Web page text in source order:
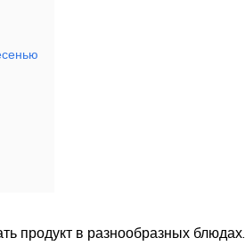
продукт в разнообразных блюдах.